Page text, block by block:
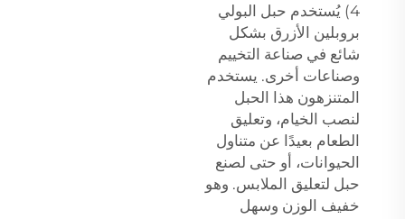
4) يُستخدم حبل البولي
بروبلين الأزرق بشكل
شائع في صناعة التخييم
وصناعات أخرى. يستخدم
المتنزهون هذا الحبل
لنصب الخيام، وتعليق
الطعام بعيدًا عن متناول
الحيوانات، أو حتى لصنع
حبل لتعليق الملابس. وهو
خفيف الوزن وسهل